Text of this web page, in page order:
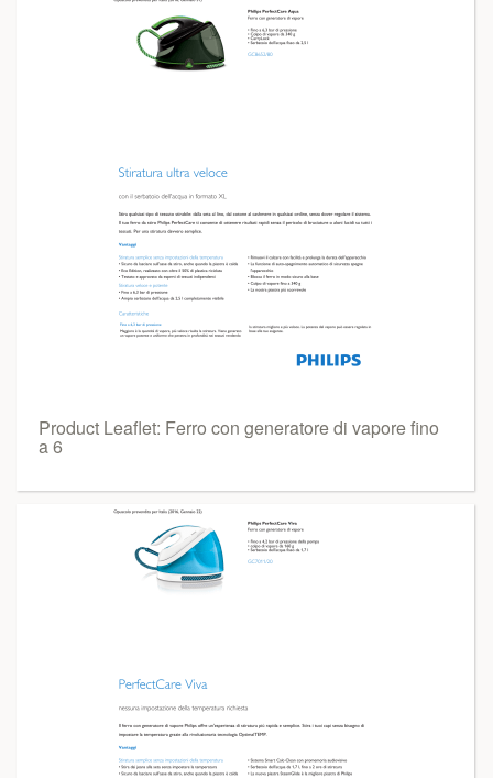
Product Leaflet: Ferro con generatore di vapore fino
a 6